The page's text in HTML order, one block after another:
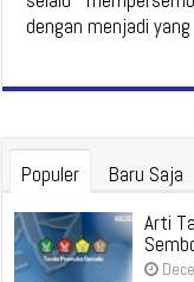
dengan menjadi
Populer Baru Saja
Arti